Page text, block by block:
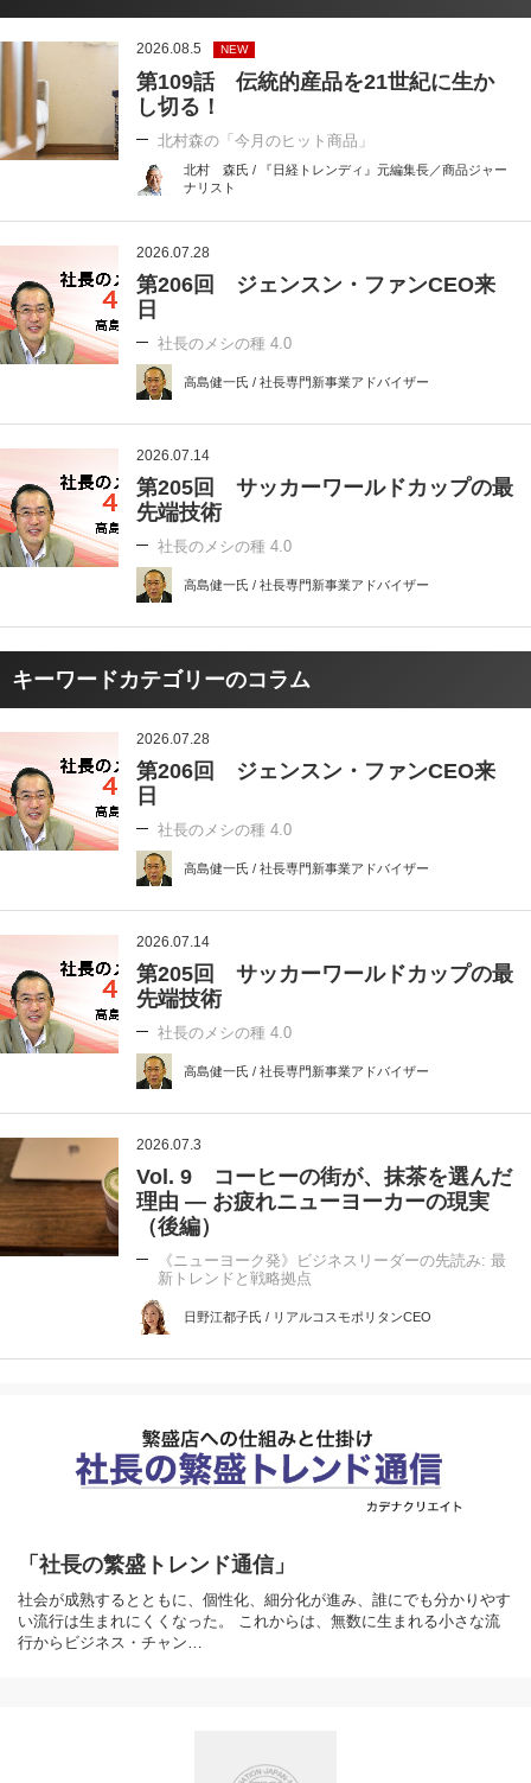
2026.08.5 NEW
第109話 伝統的産品を21世紀に生か
し切る！
北村森の「今月のヒット商品」
北村 森氏 / 『日経トレンディ』元編集長／商品ジャー
ナリスト
2026.07.28
第206回 ジェンスン・ファンCEO来
日
社長のメシの種 4.0
高島健一氏 / 社長専門新事業アドバイザー
2026.07.14
第205回 サッカーワールドカップの最
先端技術
社長のメシの種 4.0
高島健一氏 / 社長専門新事業アドバイザー
キーワードカテゴリーのコラム
2026.07.28
第206回 ジェンスン・ファンCEO来
日
社長のメシの種 4.0
高島健一氏 / 社長専門新事業アドバイザー
2026.07.14
第205回 サッカーワールドカップの最
先端技術
社長のメシの種 4.0
高島健一氏 / 社長専門新事業アドバイザー
2026.07.3
Vol. 9 コーヒーの街が、抹茶を選んだ
理由 ― お疲れニューヨーカーの現実
（後編）
《ニューヨーク発》ビジネスリーダーの先読み: 最
新トレンドと戦略拠点
日野江都子氏 / リアルコスモポリタンCEO
「社長の繁盛トレンド通信」
社会が成熟するとともに、個性化、細分化が進み、誰にでも分かりやす
い流行は生まれにくくなった。 これからは、無数に生まれる小さな流
行からビジネス・チャン…